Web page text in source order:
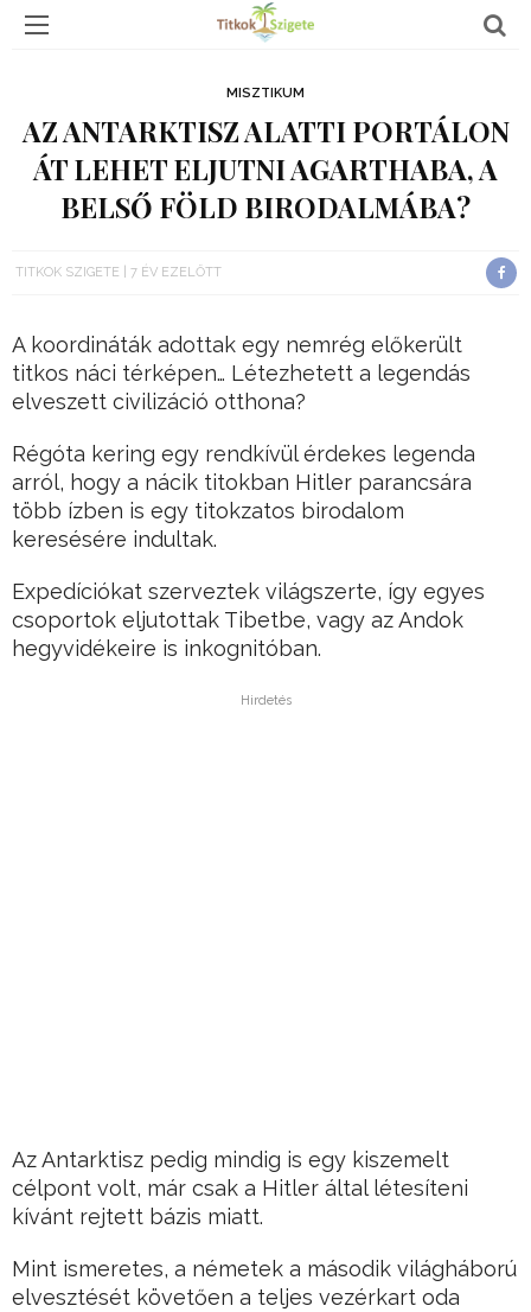
MISZTIKUM
AZ ANTARKTISZ ALATTI PORTÁLON
ÁT LEHET ELJUTNI AGARTHABA, A
BELSŐ FÖLD BIRODALMÁBA?
TITKOK SZIGETE 7 ÉV EZELŐTT
A koordináták adottak egy nemrég előkerült
titkos náci térképen… Létezhetett a legendás
elveszett civilizáció otthona?
Régóta kering egy rendkívül érdekes legenda
arról, hogy a nácik titokban Hitler parancsára
több ízben is egy titokzatos birodalom
keresésére indultak.
Expedíciókat szerveztek világszerte, így egyes
csoportok eljutottak Tibetbe, vagy az Andok
hegyvidékeire is inkognitóban.
Hirdetés
Az Antarktisz pedig mindig is egy kiszemelt
célpont volt, már csak a Hitler által létesíteni
kívánt rejtett bázis miatt.
Mint ismeretes, a németek a második világháború
elvesztését követően a teljes vezérkart oda